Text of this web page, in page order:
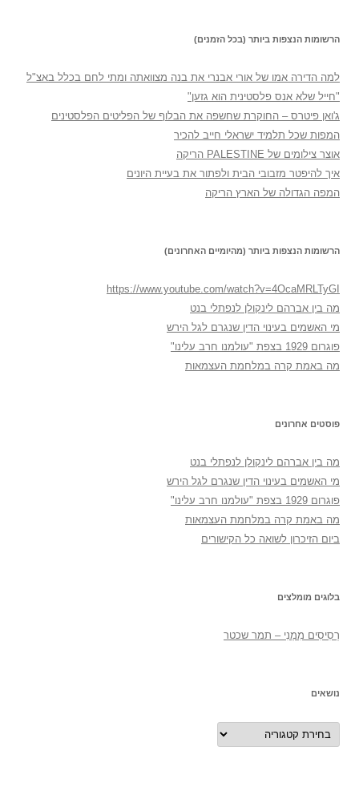
הרשומות הנצפות ביותר (בכל הזמנים)
למה הדירה אמו של אורי אבנרי את בנה מצוואתה ומתי לחם בכלל באצ"ל
"חייל שלא אנס פלסטינית הוא גזען"
ג'ואן פיטרס – החוקרת שחשפה את הבלוף של הפליטים הפלסטינים
המפות שכל תלמיד ישראלי חייב להכיר
אוצר צילומים של PALESTINE הריקה
איך להיפטר מזבובי הבית ולפתור את בעיית היונים
המפה הגדולה של הארץ הריקה
הרשומות הנצפות ביותר (מהיומיים האחרונים)
https://www.youtube.com/watch?v=4OcaMRLTyGI
מה בין אברהם לינקולן לנפתלי בנט
מי האשמים בעינוי הדין שנגרם לגל הירש
פוגרום 1929 בצפת "עולמנו חרב עלינו"
מה באמת קרה במלחמת העצמאות
פוסטים אחרונים
מה בין אברהם לינקולן לנפתלי בנט
מי האשמים בעינוי הדין שנגרם לגל הירש
פוגרום 1929 בצפת "עולמנו חרב עלינו"
מה באמת קרה במלחמת העצמאות
ביום הזיכרון לשואה כל הקישורים
בלוגים מומלצים
רְסִיסִים מִמֶנִי – תמר שכטר
נושאים
נושאים